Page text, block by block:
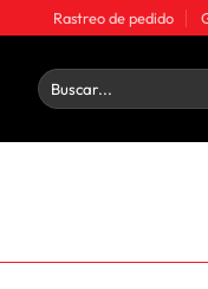
Rastreo de pedido
Buscar
por: